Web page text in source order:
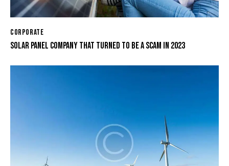
CORPORATE
SOLAR PANEL COMPANY THAT TURNED TO BE A SCAM IN 2023